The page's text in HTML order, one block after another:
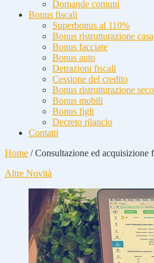
Domande comuni
Bonus fiscali
Superbonus al 110%
Bonus ristrutturazione casa
Bonus facciate
Bonus auto
Detrazioni fiscali
Cessione del credito
Bonus ristrutturazione
Bonus mobili
Bonus figli
Decreto rilancio
Contatti
Home /Consultazione ed acquisizione
Altre Novità